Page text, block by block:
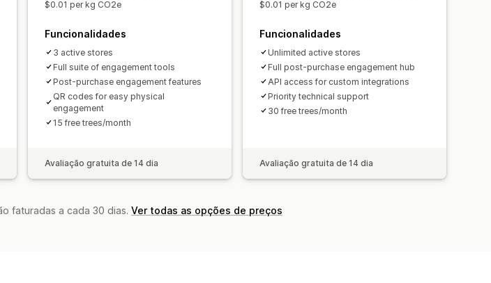
$0.01 per kg CO2e
Funcionalidades
3 active stores
Full suite of engagement tools
Post-purchase engagement features
QR codes for easy physical
engagement
15 free trees/month
Avaliação gratuita de 14 dia
$0.01 per kg CO2e
Funcionalidades
Unlimited active stores
Full post-purchase engagement hub
API access for custom integrations
Priority technical support
30 free trees/month
Avaliação gratuita de 14 dia
faturadas a cada 30 dias. Ver todas as opções de preços